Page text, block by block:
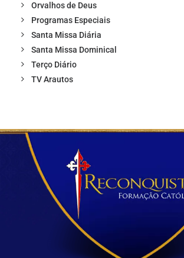
Orvalhos de Deus
Programas Especiais
Santa Missa Diária
Santa Missa Dominical
Terço Diário
TV Arautos